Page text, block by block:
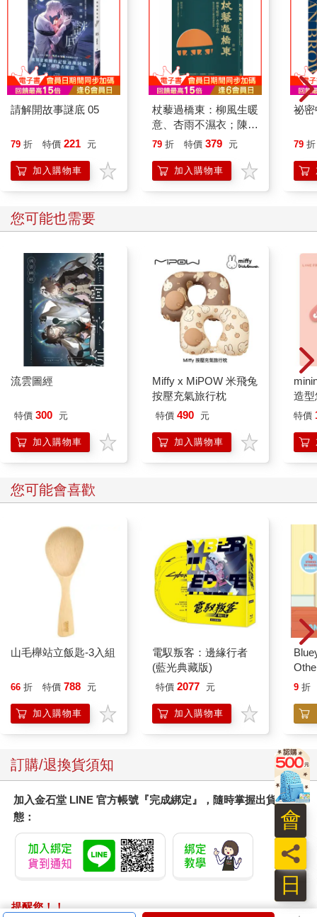
請解開故事謎底 05
79 折 特價 221 元
加入購物車
杖藜過橋東：柳風生暖
意、杏雨不濕衣；陳亮
恭談以心轉境的適齡漫
79 折 特價 379 元
加入購物車
祕
79 折
您可能也需要
流雲圖經
特價 300 元
加入購物車
Miffy x MiPOW 米飛兔
按壓充氣旅行枕
特價 490 元
加入購物車
造型
託
特價
您可能會喜歡
山毛櫸站立飯匙-3入組
66 折 特價 788 元
加入購物車
電馭叛客：邊緣行者
(藍光典藏版)
特價 2077 元
加入購物車
9 折
訂購/退換貨須知
加入金石堂 LINE 官方帳號『完成綁定』，隨時掌握出貨動
態：
提醒您！！
日
員
會